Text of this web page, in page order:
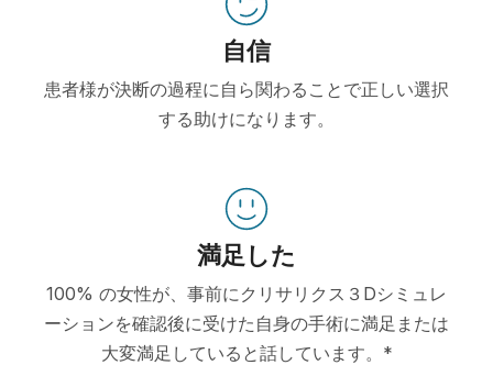
自信
患者様が決断の過程に自ら関わることで正しい選択
する助けになります。
満足した
100% の女性が、事前にクリサリクス３Dシミュレ
ーションを確認後に受けた自身の手術に満足または
大変満足していると話しています。*